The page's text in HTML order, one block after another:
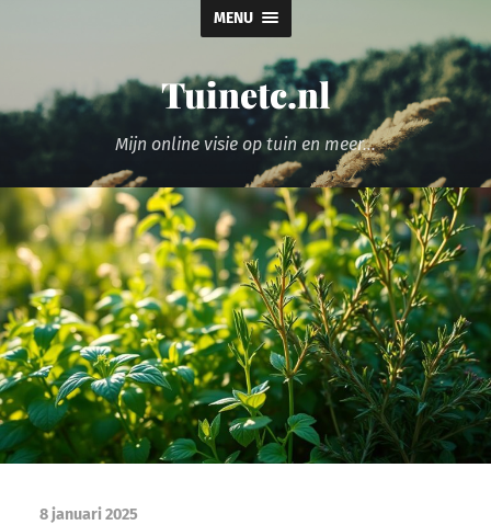
MENU
Tuinetc.nl
Mijn online visie op tuin en meer...
8 januari 2025